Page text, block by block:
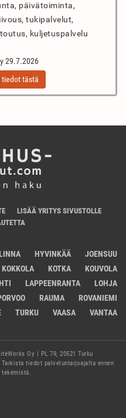
päivätoiminta,
tukipalvelut,
kuljetuspalvelu
29.7.2026
tiedot tästä
LISÄÄ YRITYS SIVUSTOLLE
HYVINKÄÄ
JOENSUU
KOKKOLA KOTKA
KOUVOLA
LAPPEENRANTA
LOHJA
RAUMA
ROVANIEMI
TURKU VAASA VANTAA
Oy | PL 79, 20521 Turku
tiedot palveluntarjoajalta ennen